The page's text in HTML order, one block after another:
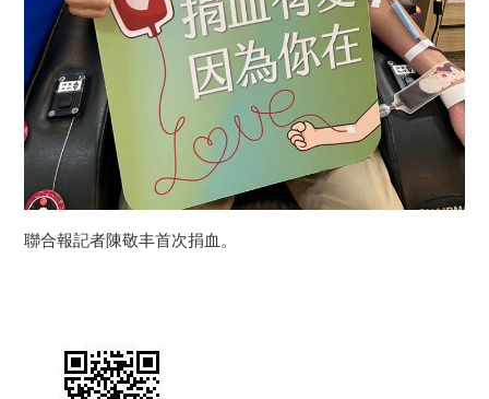
聯合報記者陳敬丰首次捐血。